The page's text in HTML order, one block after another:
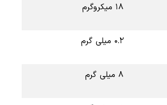
۱۸ میکروگرم
۰.۲ میلی گرم
۸ میلی گرم